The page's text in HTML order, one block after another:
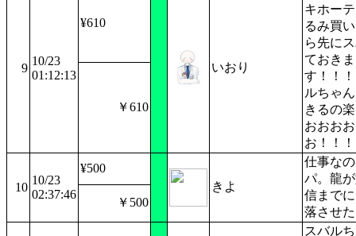
9
10/23
01:12:13
¥610
いおり
キホー
るみ買
ら先に
ておきま
す！！
ルちゃ
きるの
おおお
お！！！
￥610
10
10/23
02:37:46
¥500
きよ
仕事な
パ。龍
信まで
落させ
￥500
スバル